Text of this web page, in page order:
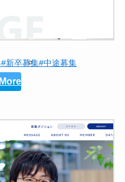
#新卒募集#中途募集